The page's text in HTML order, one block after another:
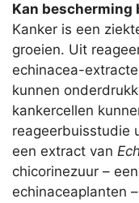
Kan bescherming
Kanker is een
groeien. Uit
echinacea-
kunnen
kankercellen
reageerbuisstudie
een extract van
chicorinezuur –
echinaceaplanten